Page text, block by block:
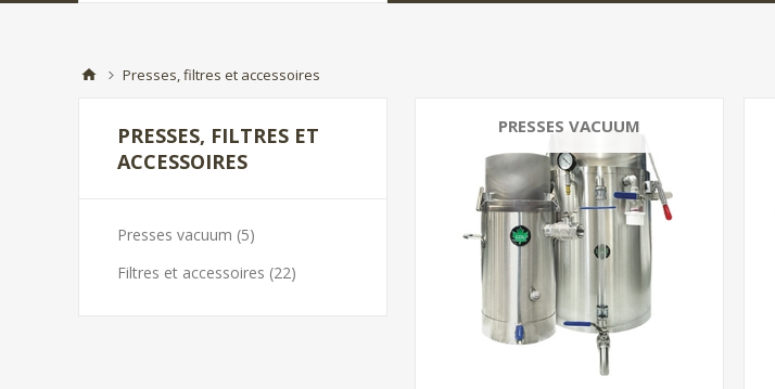
Presses, filtres et accessoires
PRESSES VACUUM
PRESSES, FILTRES ET
ACCESSOIRES
Presses vacuum (5)
Filtres et accessoires (22)